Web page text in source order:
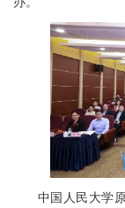
中国人民大学